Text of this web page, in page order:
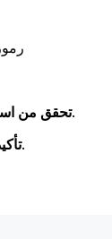
تحقق منإذا كنت تستخدم رمز سويفت خاص بفرع معين، فتأكد من أن هذا الفرع يطابق فرع المستلم.
لدى البنوك مواقع في جميع أنحاء العالم. تحقق من أن رمز سويفت يتوافق مع بلد البنك الوجهة.